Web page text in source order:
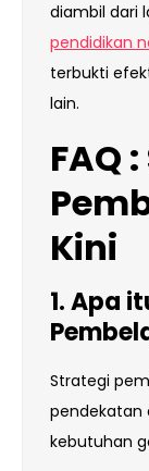
diambil dari
pendidikan
terbukti
lain.
FAQ
Kini
1. Apa
Strategi
pendekatan
kebutuhan